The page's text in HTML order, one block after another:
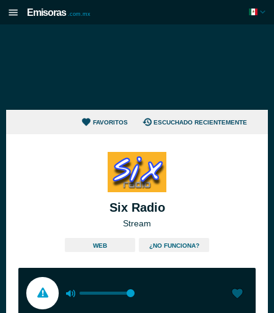
Emisoras .com.mx
FAVORITOS ESCUCHADO RECIENTEMENTE
Six Radio
Stream
WEB ¿NO FUNCIONA?